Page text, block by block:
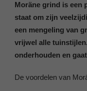
Moräne grind is een
staat om zijn
een mengeling van
vrijwel alle
onderhouden en
De voordelen van